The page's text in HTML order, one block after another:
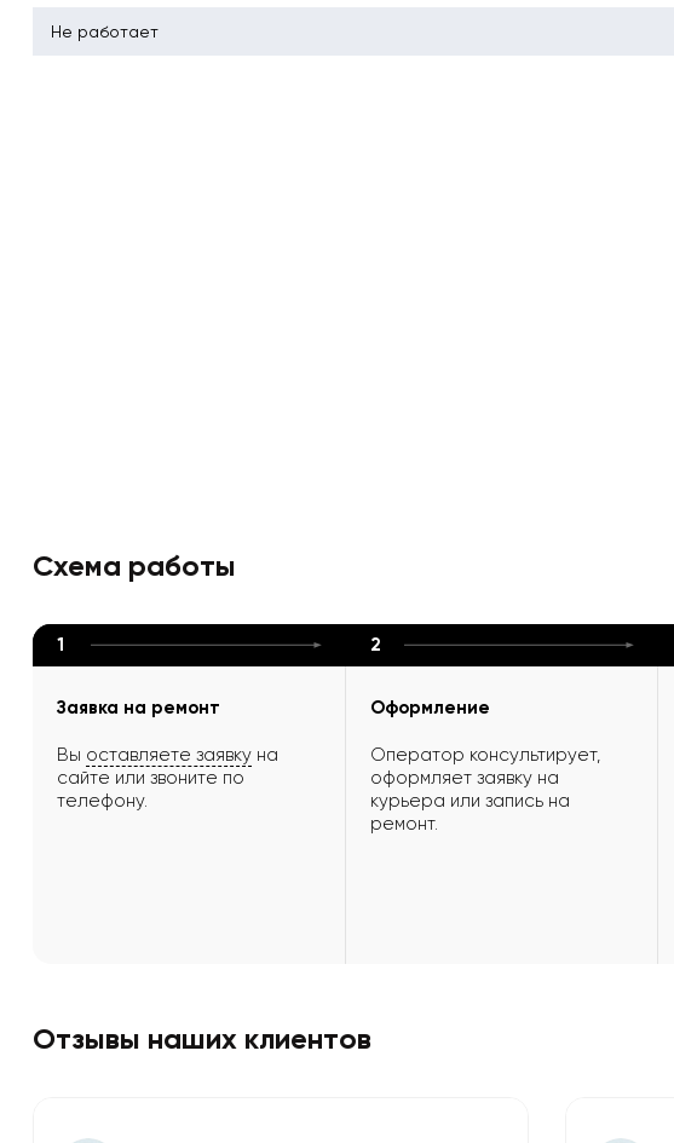
Не работает
Схема работы
1
Заявка на ремонт
Вы оставляете заявку на
сайте или звоните по
телефону.
2
Оформление
Оператор консультирует,
оформляет заявку на
курьера или запись на
ремонт.
Отзывы наших клиентов